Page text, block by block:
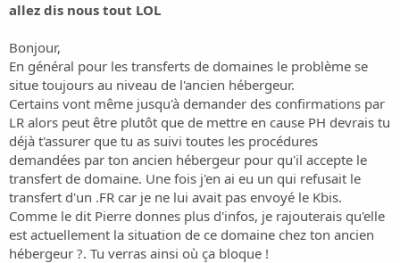
allez dis nous tout LOL
Bonjour,
En général pour les transferts de domaines le problème se
situe toujours au niveau de l'ancien hébergeur.
Certains vont même jusqu'à demander des confirmations par
LR alors peut être plutôt que de mettre en cause PH devrais tu
déjà t'assurer que tu as suivi toutes les procédures
demandées par ton ancien hébergeur pour qu'il accepte le
transfert de domaine. Une fois j'en ai eu un qui refusait le
transfert d'un .FR car je ne lui avait pas envoyé le Kbis.
Comme le dit Pierre donnes plus d'infos, je rajouterais qu'elle
est actuellement la situation de ce domaine chez ton ancien
hébergeur ?. Tu verras ainsi où ça bloque !